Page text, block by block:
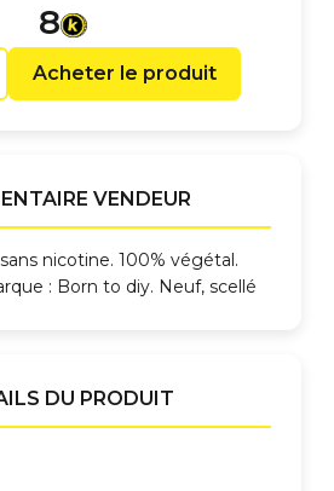
8
Acheter le produit
VENDEUR
nicotine. 100% végétal.
: Born to diy. Neuf, scellé
DU PRODUIT